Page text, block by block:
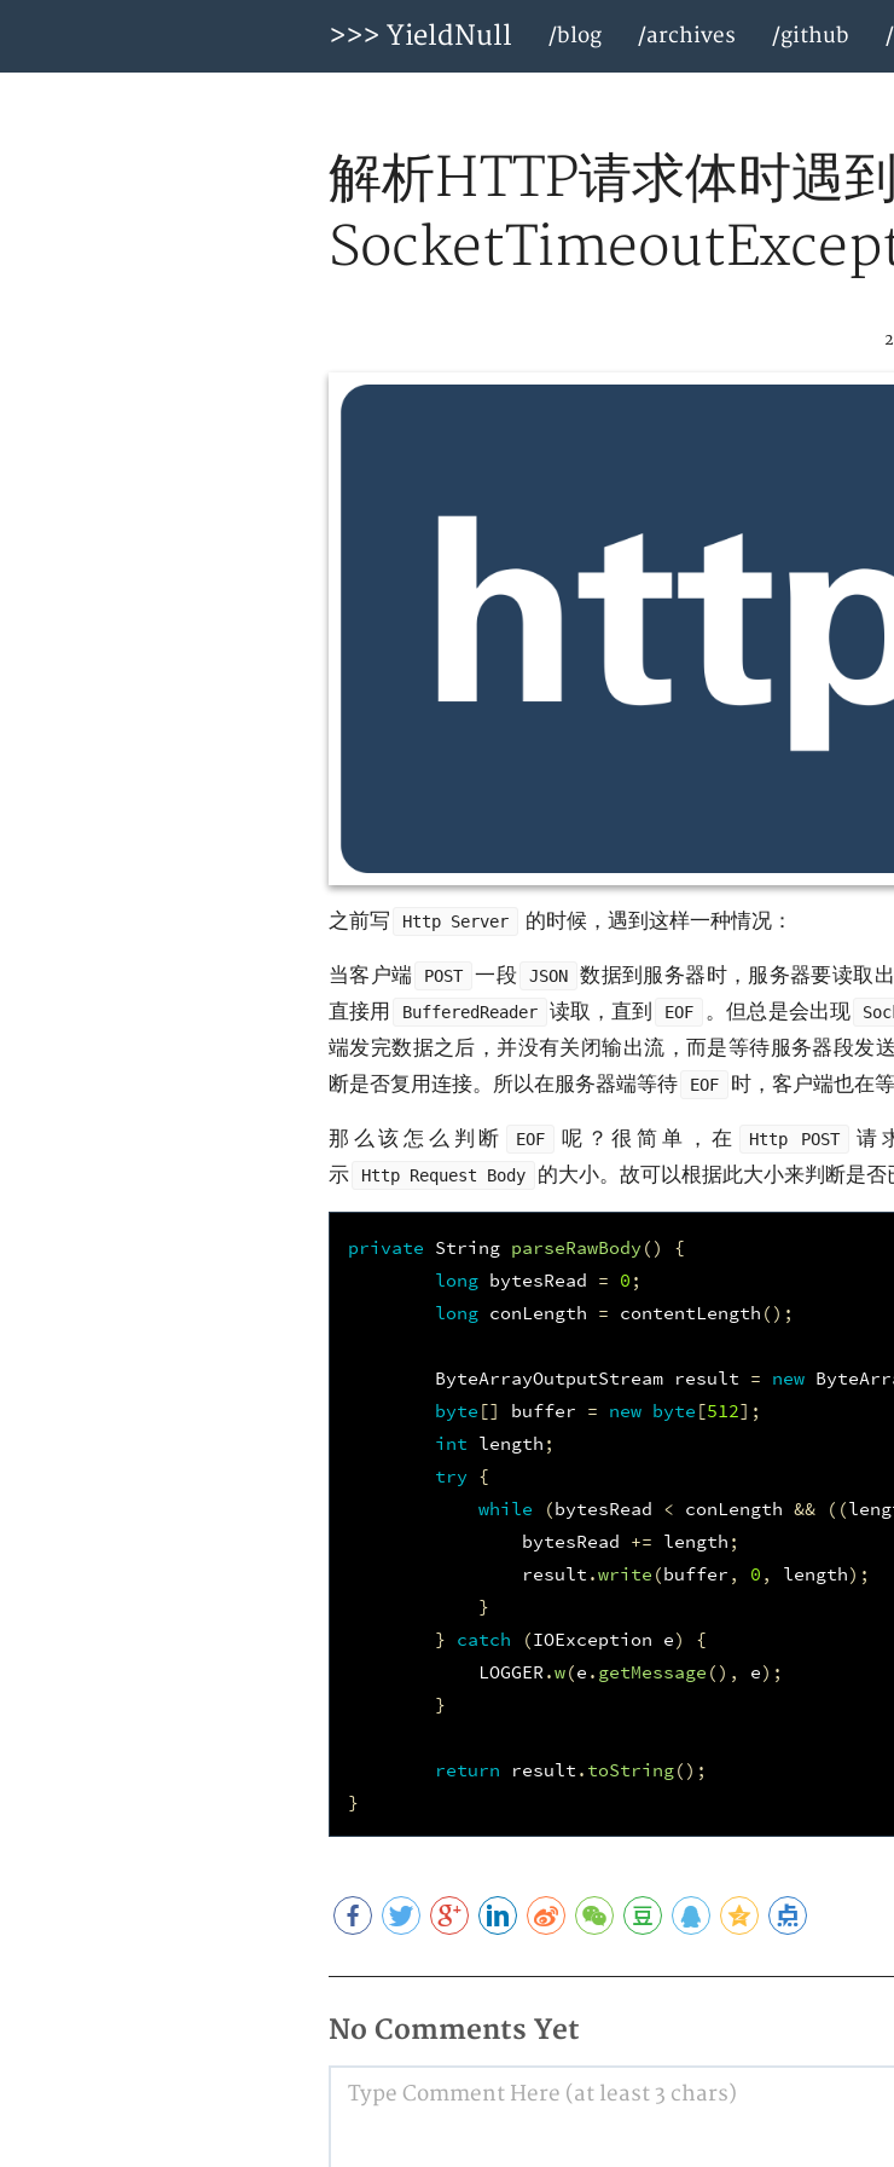
>>> YieldNull /blog /archives /github
解析HTTP请求体时遇到
之前写 Http Server 的时候，遇到这样一种情况：
当客户端 POST 一段 JSON 数据到服务器时，服务器要读取
直接用
BufferedReader 读取，直到 EOF 。但总是会出现
端发完数据之后，并没有关闭输出流，而是等待服务器段发送
断是否复用连接。所以在服务器端等待
EOF 时，客户端也在
那么该怎么判断 EOF 呢？很简单，在 Http POST 请
示
Http Request Body 的大小。故可以根据此大小来判断是否
private String parseRawBody ()
{
long bytesRead = 0 ;
long conLength = contentLength ();
ByteArrayOutputStream result = new
byte [] buffer = new byte [512];
int length ;
try {
while
(bytesRead < conLength && ((
bytesRead += length ;
result .write (buffer , 0 , length);
}
} catch (IOException e)
{
LOGGER .w(e . getMessage (), e);
}
return result . toString();
}
No Comments Yet
Type Comment Here (at least 3 chars)